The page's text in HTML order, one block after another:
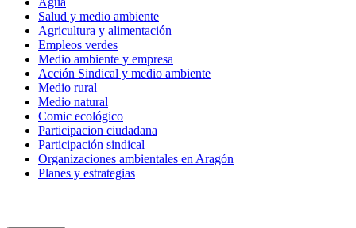
Salud y medio ambiente
Agricultura y alimentación
Empleos verdes
Medio ambiente y empresa
Acción Sindical y medio ambiente
Medio rural
Medio natural
Comic ecológico
Participacion ciudadana
Participación sindical
Organizaciones ambientales en Aragón
Planes y estrategias